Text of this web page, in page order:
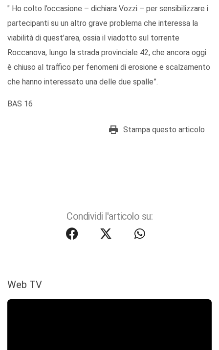
" Ho colto l’occasione – dichiara Vozzi – per sensibilizzare i
partecipanti su un altro grave problema che interessa la
viabilità di quest’area, ossia il viadotto sul torrente
Roccanova, lungo la strada provinciale 42, che ancora oggi
è chiuso al traffico per fenomeni di erosione e scalzamento
che hanno interessato una delle due spalle”.
BAS 16
Stampa questo articolo
Condividi l'articolo su:
Web TV